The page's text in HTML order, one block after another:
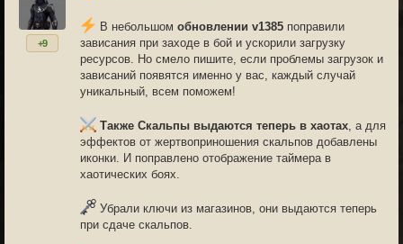
+9
В небольшом обновлении v1385 поправили
зависания при заходе в бой и ускорили загрузку
ресурсов. Но смело пишите, если проблемы загрузок и
зависаний появятся именно у вас, каждый случай
уникальный, всем поможем!
Также Скальпы выдаются теперь в хаотах, а для
эффектов от жертвоприношения скальпов добавлены
иконки. И поправлено отображение таймера в
хаотических боях.
Убрали ключи из магазинов, они выдаются теперь
при сдаче скальпов.